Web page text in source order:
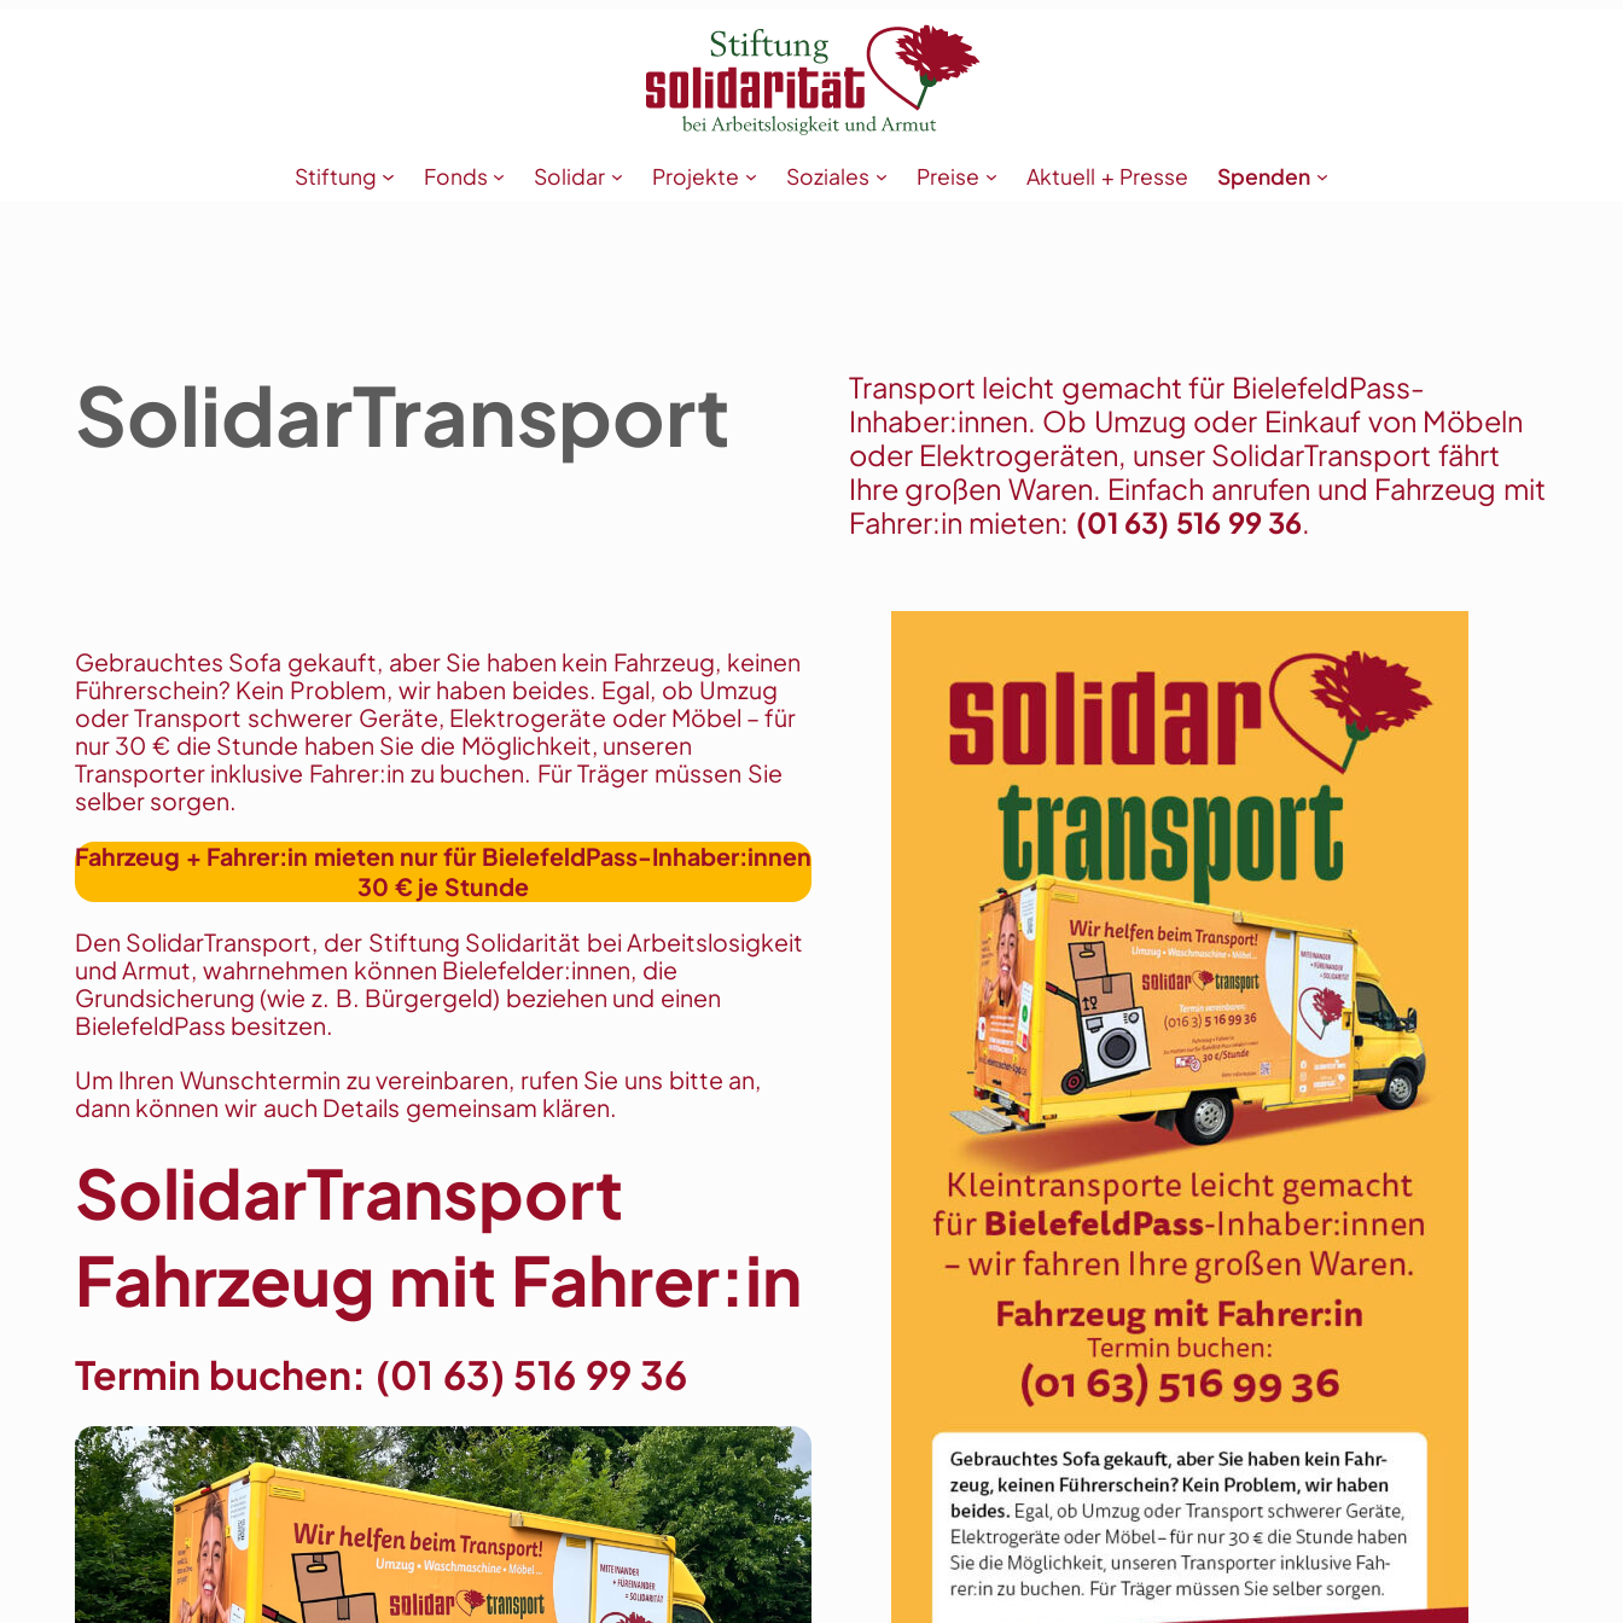
Stiftung Fonds Solidar Projekte Soziales Preise Aktuell + Presse Spenden
SolidarTransport
Transport leicht gemacht für BielefeldPass-
Inhaber:innen. Ob Umzug oder Einkauf von Möbeln
oder Elektrogeräten, unser SolidarTransport fährt
Ihre großen Waren. Einfach anrufen und Fahrzeug mit
Fahrer:in mieten: (01 63) 516 99 36.
Gebrauchtes Sofa gekauft, aber Sie haben kein Fahrzeug, keinen
Führerschein? Kein Problem, wir haben beides. Egal, ob Umzug
oder Transport schwerer Geräte, Elek­tro­geräte oder Möbel – für
nur 30 € die Stunde haben Sie die Möglichkeit, unseren
Transporter inklusive Fahrer:in zu buchen. Für Träger müssen Sie
selber sorgen.
Fahrzeug + Fahrer:in mieten nur für BielefeldPass-Inhaber:innen
30 € je Stunde
Den SolidarTransport, der Stiftung Solidarität bei Arbeitslosigkeit
und Armut, wahrnehmen können Bielefelder:innen, die
Grundsicherung (wie z. B. Bürgergeld) beziehen und einen
BielefeldPass besitzen.
Um Ihren Wunschtermin zu vereinbaren, rufen Sie uns bitte an,
dann können wir auch Details gemeinsam klären.
SolidarTransport
Fahrzeug mit Fahrer:in
Termin buchen: (01 63) 516 99 36